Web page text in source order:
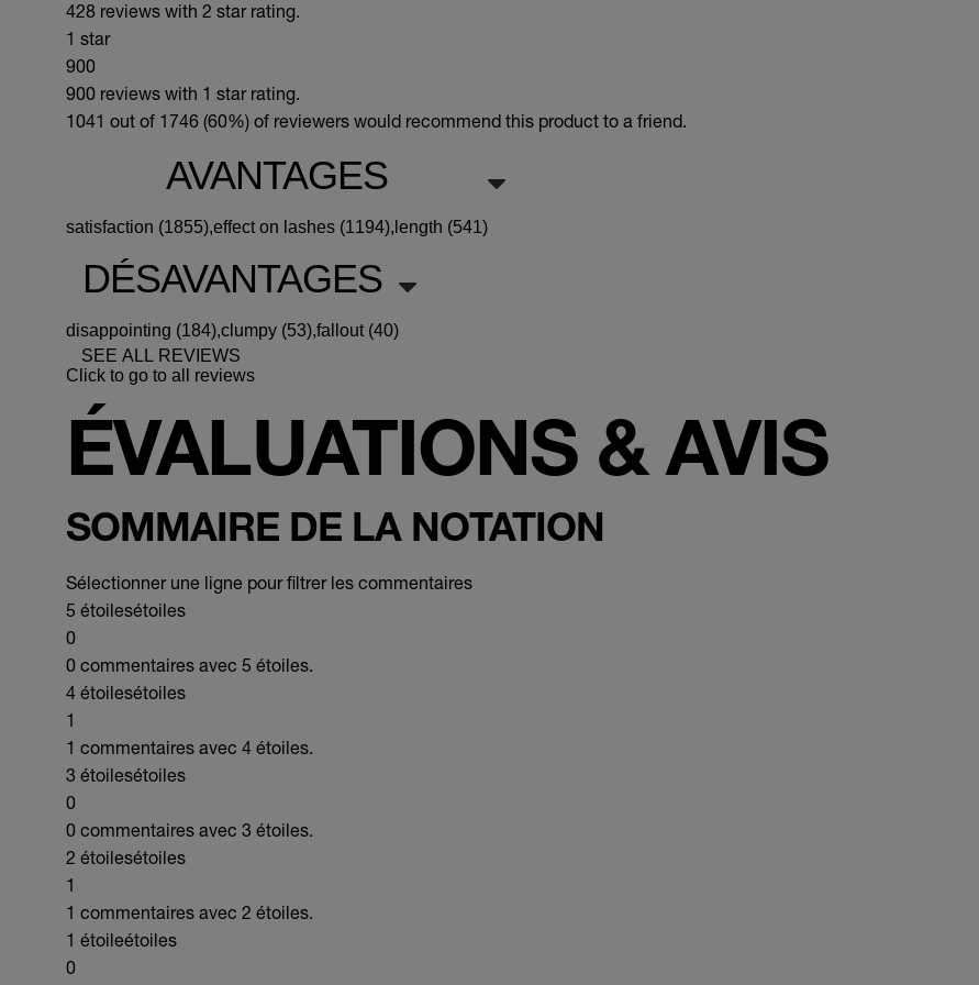
428 reviews with 2 star rating.
1 star
900
900 reviews with 1 star rating.
1041 out of 1746 (60%) of reviewers would recommend this product to a friend.
AVANTAGES
satisfaction (1855),effect on lashes (1194), length (541)
DÉSAVANTAGES
disappointing (184),clumpy (53),fallout (40)
SEE ALL REVIEWS
Click to go to all reviews
ÉVALUATIONS & AVIS
SOMMAIRE DE LA NOTATION
Sélectionner une ligne pour filtrer les commentaires
5 étoilesétoiles
0
0 commentaires avec 5 étoiles.
4 étoilesétoiles
1
1 commentaires avec 4 étoiles.
3 étoilesétoiles
0
0 commentaires avec 3 étoiles.
2 étoilesétoiles
1
1 commentaires avec 2 étoiles.
1 étoileétoiles
0